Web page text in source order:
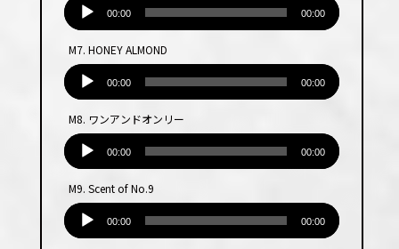
ヤー
レー
ヤー
00:00 00:00
M7. HONEY ALMOND
レー
ヤー
00:00 00:00
M8. ワンアンドオンリー
レー
ヤー
00:00 00:00
M9. Scent of No.9
00:00 00:00